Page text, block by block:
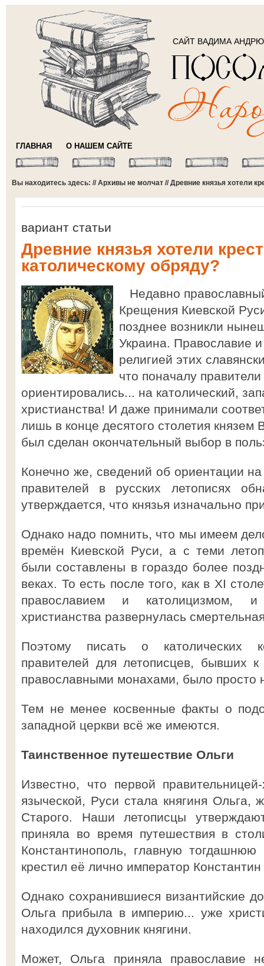
САЙТ ВАДИМА
ГЛАВНАЯ О НАШЕМ САЙТЕ
Вы находитесь здесь: //Архивы не молчат // Древние князья хотели
вариант статьи
Древние князья хотели
католическому обряду?
Недавно
Крещения Киевской
позднее возникли
Украина. Православие и
религией этих
что поначалу
ориентировались... на католический,
христианства! И даже принимали
лишь в конце десятого столетия
был сделан окончательный выбор в
Конечно же, сведений об ориентации
правителей в русских летописях
утверждается, что князья изначально
Однако надо помнить, что мы имеем
времён Киевской Руси, а с теми
были составлены в гораздо более
веках. То есть после того, как в XI
православием и католицизмом,
христианства развернулась
Поэтому писать о католических
правителей для летописцев, бывших
православными монахами, было просто
Тем не менее косвенные факты о
западной церкви всё же имеются.
Таинственное путешествие Ольги
Известно, что первой
языческой, Руси стала княгиня Ольга,
Старого. Наши летописцы
приняла во время путешествия в
Константинополь, главную
крестил её лично император
Однако сохранившиеся византийские
Ольга прибыла в империю... уже
находился духовник княгини.
Может, Ольга приняла православие